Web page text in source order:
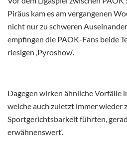
Piräus kam es am vergangenen
nicht nur zu schweren
empfingen die PAOK-Fans beide
riesigen ‚Pyroshow‘.
Dagegen wirken ähnliche Vorfälle
welche auch zuletzt immer wieder
Sportgerichtsbarkeit führten,
erwähnenswert‘.